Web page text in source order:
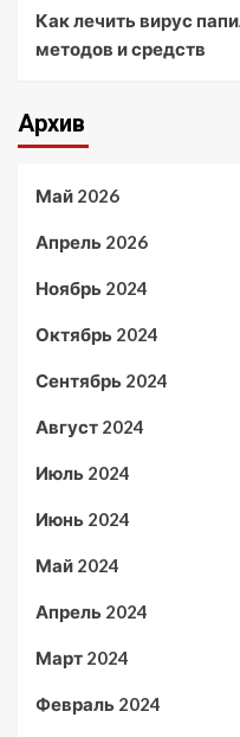
Как лечить вирус
методов и средств
Архив
Май 2026
Апрель 2026
Ноябрь 2024
Октябрь 2024
Сентябрь 2024
Август 2024
Июль 2024
Июнь 2024
Май 2024
Апрель 2024
Март 2024
Февраль 2024